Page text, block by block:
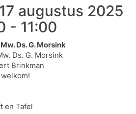
augustus 2025
- 11:00
Ds. G. Morsink
Ds. G. Morsink
Brinkman
en Tafel